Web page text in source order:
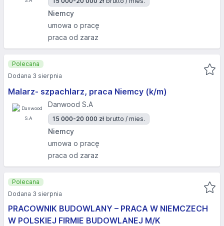
Niemcy
umowa o pracę
praca od zaraz
Malarz- szpachlarz, praca Niemcy (k/m)
Danwood S.A
15 000-20 000 zł brutto / mies.
Niemcy
umowa o pracę
praca od zaraz
Polecana
Dodana 3 sierpnia
PRACOWNIK BUDOWLANY – PRACA W NIEMCZECH
W POLSKIEJ FIRMIE BUDOWLANEJ M/K
Polecana
Dodana 3 sierpnia